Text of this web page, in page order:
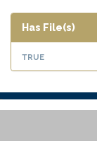
Has File(s)
true